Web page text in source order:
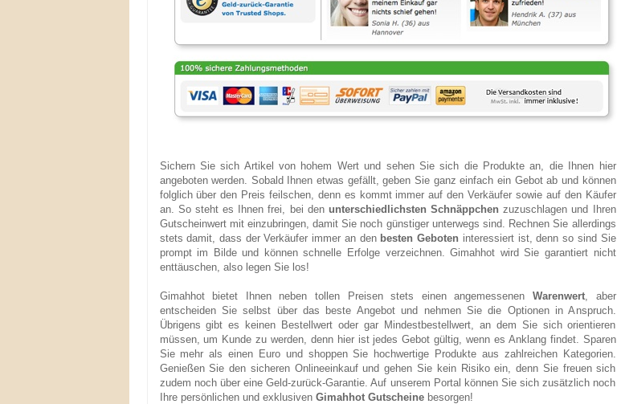
Sichern Sie sich Artikel von hohem Wert und sehen Sie sich die Produkte an, die Ihnen hier
angeboten werden. Sobald Ihnen etwas gefällt, geben Sie ganz einfach ein Gebot ab und können
folglich über den Preis feilschen, denn es kommt immer auf den Verkäufer sowie auf den Käufer
an. So steht es Ihnen frei, bei den unterschiedlichsten Schnäppchen zuzuschlagen und Ihren
Gutscheinwert mit einzubringen, damit Sie noch günstiger unterwegs sind. Rechnen Sie allerdings
stets damit, dass der Verkäufer immer an den besten Geboten interessiert ist, denn so sind Sie
prompt im Bilde und können schnelle Erfolge verzeichnen. Gimahhot wird Sie garantiert nicht
enttäuschen, also legen Sie los!
Gimahhot bietet Ihnen neben tollen Preisen stets einen angemessenen Warenwert, aber
entscheiden Sie selbst über das beste Angebot und nehmen Sie die Optionen in Anspruch.
Übrigens gibt es keinen Bestellwert oder gar Mindestbestellwert, an dem Sie sich orientieren
müssen, um Kunde zu werden, denn hier ist jedes Gebot gültig, wenn es Anklang findet. Sparen
Sie mehr als einen Euro und shoppen Sie hochwertige Produkte aus zahlreichen Kategorien.
Genießen Sie den sicheren Onlineeinkauf und gehen Sie kein Risiko ein, denn Sie freuen sich
zudem noch über eine Geld-zurück-Garantie. Auf unserem Portal können Sie sich zusätzlich noch
Ihre persönlichen und exklusiven Gimahhot Gutscheinebesorgen!